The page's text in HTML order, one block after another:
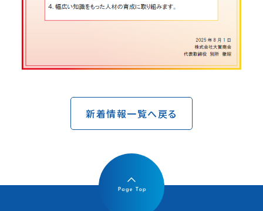
新着情報一覧へ戻る